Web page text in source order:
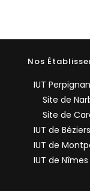
Nos
IUT Perpignan
Site de
Site de
IUT de Béziers
IUT de
IUT de Nîmes